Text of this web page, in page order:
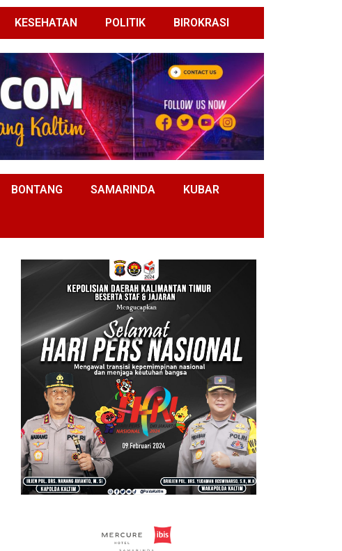
KESEHATAN POLITIK BIROKRASI
BONTANG SAMARINDA KUBAR